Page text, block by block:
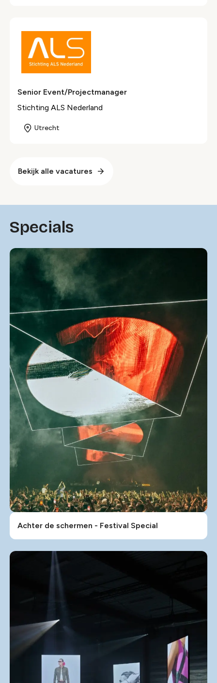
Senior Event/Projectmanager
Stichting ALS Nederland
Utrecht
Bekijk alle vacatures
Specials
Achter de schermen - Festival Special